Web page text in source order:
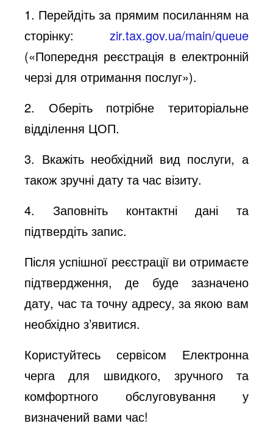
1. Перейдіть за прямим посиланням на
сторінку: zir.tax.gov.ua/main/queue
(«Попередня реєстрація в електронній
черзі для отримання послуг»).
2. Оберіть потрібне територіальне
відділення ЦОП.
3. Вкажіть необхідний вид послуги, а
також зручні дату та час візиту.
4. Заповніть контактні дані та
підтвердіть запис.
Після успішної реєстрації ви отримаєте
підтвердження, де буде зазначено
дату, час та точну адресу, за якою вам
необхідно з’явитися.
Користуйтесь сервісом Електронна
черга для швидкого, зручного та
комфортного обслуговування у
визначений вами час!